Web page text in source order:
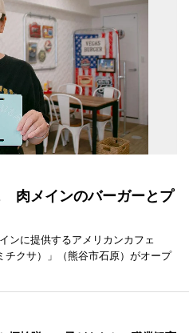
肉メインのバーガーとプ
ンに提供するアメリカンカフェ
チクサ）」（熊谷市石原）がオープ